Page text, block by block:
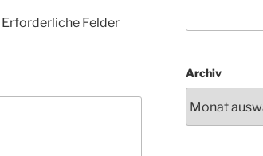
Erforderliche Felder
Archiv